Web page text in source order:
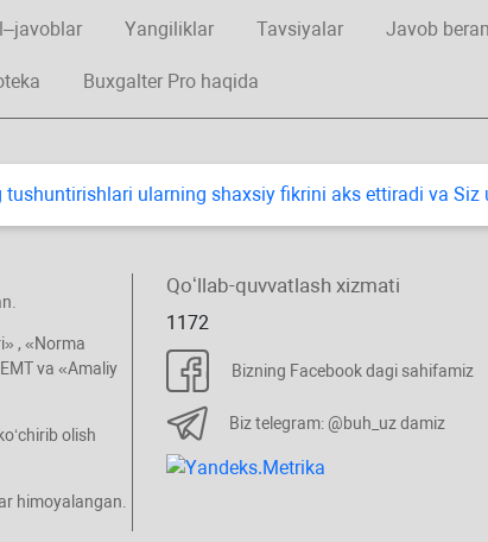
Yangiliklar Tavsiyalar Javob
Buxgalter Pro haqida
tushuntirishlari ularning shaхsiy fikrini aks ettiradi va
, «Norma
va «Amaliy
olish
himoyalangan.
Qoʻllab-quvvatlash хizmati
1172
Bizning Facebook dagi sahifamiz
Biz telegram: @buh_uz damiz